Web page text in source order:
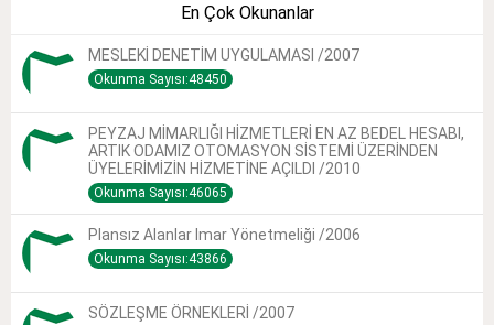
En Çok Okunanlar
MESLEKİ DENETİM UYGULAMASI /2007
Okunma Sayısı:48450
PEYZAJ MİMARLIĞI HİZMETLERİ EN AZ BEDEL HESABI,
ARTIK ODAMIZ OTOMASYON SİSTEMİ ÜZERİNDEN
ÜYELERİMİZİN HİZMETİNE AÇILDI /2010
Okunma Sayısı:46065
Plansız Alanlar Imar Yönetmeliği /2006
Okunma Sayısı:43866
SÖZLEŞME ÖRNEKLERİ /2007